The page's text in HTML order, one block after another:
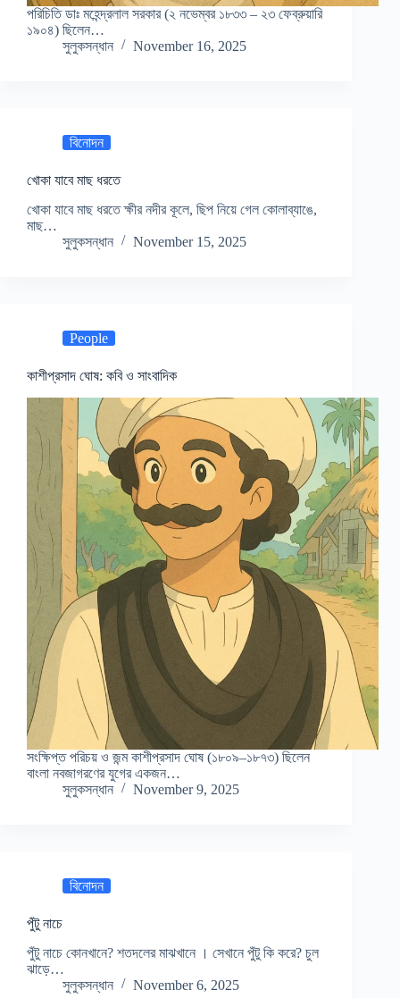
পরিচিতি ডাঃ মহেন্দ্রলাল সরকার (২ নভেম্বর ১৮৩৩ – ২৩ ফেব্রুয়ারি
১৯০৪) ছিলেন…
সুলুকসন্ধান
November 16, 2025
বিনোদন
খোকা যাবে মাছ ধরতে
খোকা যাবে মাছ ধরতে ক্ষীর নদীর কূলে, ছিপ নিয়ে গেল কোলাব্যাঙে,
মাছ…
সুলুকসন্ধান
November 15, 2025
People
কাশীপ্রসাদ ঘোষ: কবি ও সাংবাদিক
সংক্ষিপ্ত পরিচয় ও জন্ম কাশীপ্রসাদ ঘোষ (১৮০৯–১৮৭৩) ছিলেন
বাংলা নবজাগরণের যুগের একজন…
সুলুকসন্ধান
November 9, 2025
বিনোদন
পুঁটু নাচে
পুঁটু নাচে কোনখানে? শতদলের মাঝখানে । সেখানে পুঁটু কি করে? চুল
ঝাড়ে…
সুলুকসন্ধান
November 6, 2025